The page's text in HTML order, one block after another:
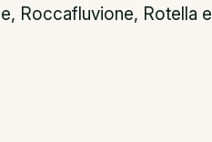
Roccafluvione, Rotella e